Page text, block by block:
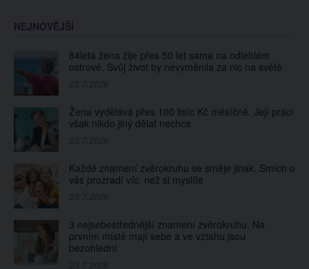
NEJNOVĚJŠÍ
84letá žena žije přes 50 let sama na odlehlém
ostrově. Svůj život by nevyměnila za nic na světě
Žena vydělává přes 100 tisíc Kč měsíčně. Její práci
však nikdo jiný dělat nechce
Každé znamení zvěrokruhu se směje jinak. Smích o
vás prozradí víc, než si myslíte
3 nejsebestřednější znamení zvěrokruhu. Na
prvním místě mají sebe a ve vztahu jsou
bezohlední